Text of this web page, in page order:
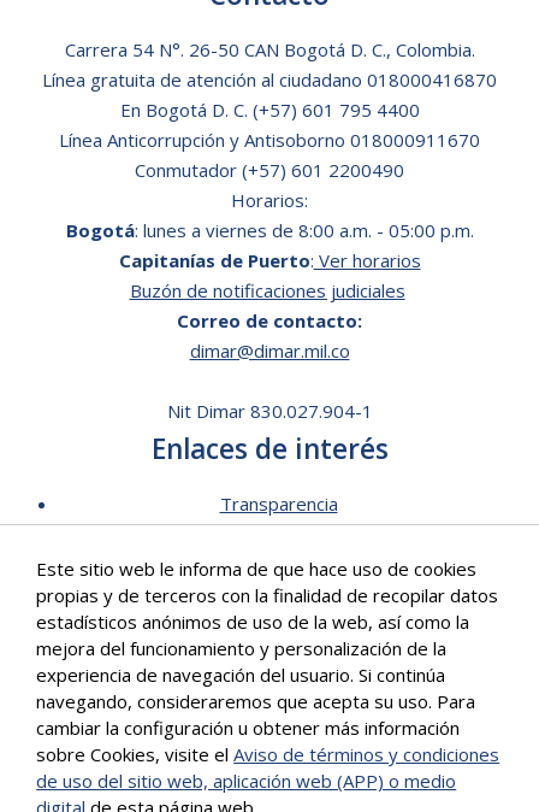
Carrera 54 N°. 26-50 CAN Bogotá D. C., Colombia.
Línea gratuita de atención al ciudadano 018000416870
En Bogotá D. C. (+57) 601 795 4400
Línea Anticorrupción y Antisoborno 018000911670
Conmutador (+57) 601 2200490
Horarios:
Bogotá: lunes a viernes de 8:00 a.m. - 05:00 p.m.
Capitanías de Puerto: Ver horarios
Buzón de notificaciones judiciales
Correo de contacto:
dimar@dimar.mil.co
Nit Dimar 830.027.904-1
Enlaces de interés
Transparencia
Mecanismos de contacto
Software para personas en situación de discapacidad
Signos en Red
Intranet de Dimar
Correo Institucional
Políticas
Mapa del sitio
Este sitio web le informa de que hace uso de cookies
propias y de terceros con la finalidad de recopilar datos
estadísticos anónimos de uso de la web, así como la
mejora del funcionamiento y personalización de la
experiencia de navegación del usuario. Si continúa
navegando, consideraremos que acepta su uso. Para
cambiar la configuración u obtener más información
sobre Cookies, visite elAviso de términos y condiciones
de uso del sitio web, aplicación web (APP) o medio
digital de esta página web.